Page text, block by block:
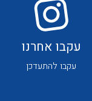
לכל מוצרי היצרן
עקבו אחרנו
עקבו להתעדכן